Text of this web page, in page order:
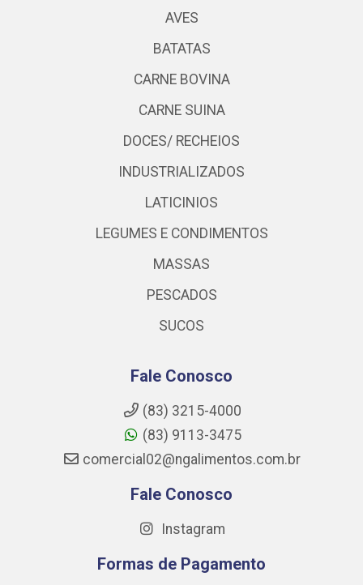
AVES
BATATAS
CARNE BOVINA
CARNE SUINA
DOCES/ RECHEIOS
INDUSTRIALIZADOS
LATICINIOS
LEGUMES E CONDIMENTOS
MASSAS
PESCADOS
SUCOS
Fale Conosco
(83) 3215-4000
(83) 9113-3475
comercial02@ngalimentos.com.br
Fale Conosco
Instagram
Formas de Pagamento